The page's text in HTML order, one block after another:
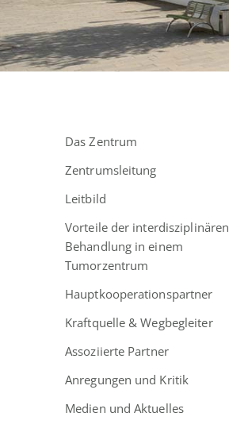
Das Zentrum
Zentrumsleitung
Leitbild
Vorteile der interdisziplinären
Behandlung in einem
Tumorzentrum
Hauptkooperationspartner
Kraftquelle & Wegbegleiter
Assoziierte Partner
Anregungen und Kritik
Medien und Aktuelles